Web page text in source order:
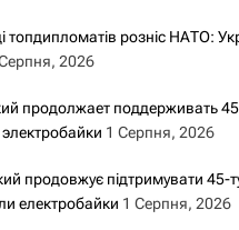
топдипломатів розніс НАТО:
2026
продолжает поддерживать
1 Серпня, 2026
продовжує підтримувати 45-
електробайки 1 Серпня, 2026